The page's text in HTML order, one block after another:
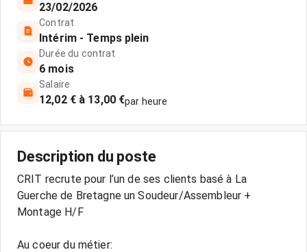
23/02/2026
Contrat
Intérim - Temps plein
Durée du contrat
6 mois
Salaire
12,02 € à 13,00 €par heure
Description du poste
CRIT recrute pour l’un de ses clients basé à La
Guerche de Bretagne un Soudeur/Assembleur +
Montage H/F
Au coeur du métier: